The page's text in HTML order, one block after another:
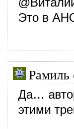
Это в
Да…
этими